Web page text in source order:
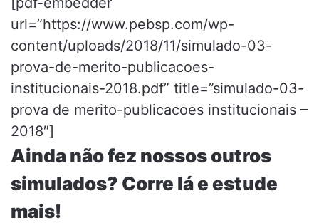
url=”https://www.pebsp.com/wp-
content/uploads/2018/11/simulado-03-
prova-de-merito-publicacoes-
institucionais-2018.pdf” title=”simulado-03-
prova de merito-publicacoes institucionais –
2018″]
Ainda não fez nossos outros
simulados? Corre lá e estude
mais!